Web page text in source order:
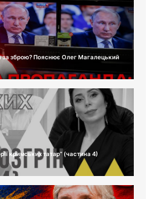
за зброю? Пояснює Олег Магалецький
кримських татар” (частина 4)